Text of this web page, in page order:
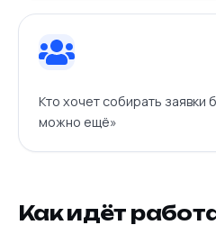
Кто хочет собирать заявки
можно ещё»
Как идёт